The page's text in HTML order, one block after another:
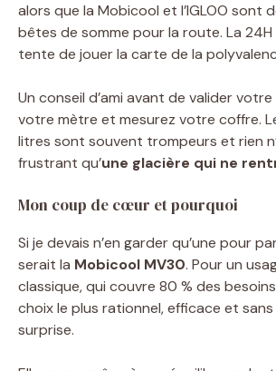
alors que la Mobicool et l’IGLOO sont
bêtes de somme pour la route. La 24H
tente de jouer la carte de la
Un conseil d’ami avant de valider
votre mètre et mesurez votre coffre.
litres sont souvent trompeurs et rien
frustrant qu’une glacière qui ne
Mon coup de cœur et pourquoi
Si je devais n’en garder qu’une pour
serait la Mobicool MV30. Pour un
classique, qui couvre 80 % des besoins
choix le plus rationnel, efficace et sans
surprise.